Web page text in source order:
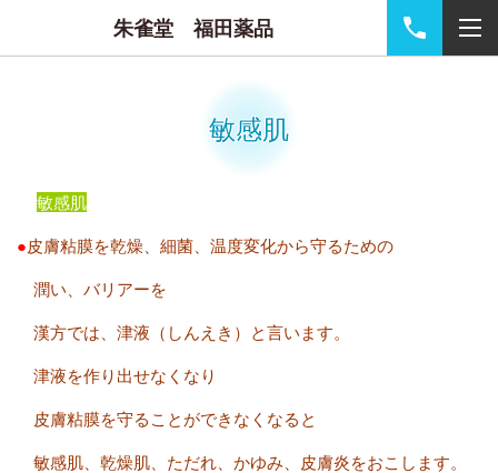
朱雀堂 福田薬品
敏感肌
敏感肌
●皮膚粘膜を乾燥、細菌、温度変化から守るための
潤い、バリアーを
漢方では、津液（しんえき）と言います。
津液を作り出せなくなり
皮膚粘膜を守ることができなくなると
敏感肌、乾燥肌、ただれ、かゆみ、皮膚炎をおこします。